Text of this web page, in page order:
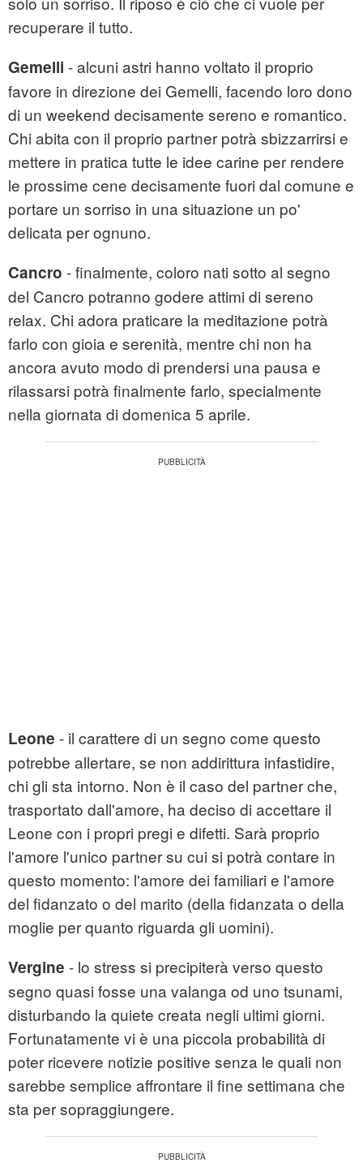
recuperare il tutto.
Gemelli - alcuni astri hanno voltato il proprio
favore in direzione dei Gemelli, facendo loro dono
di un weekend decisamente sereno e romantico.
Chi abita con il proprio partner potrà sbizzarrirsi e
mettere in pratica tutte le idee carine per rendere
le prossime cene decisamente fuori dal comune e
portare un sorriso in una situazione un po'
delicata per ognuno.
Cancro - finalmente, coloro nati sotto al segno
del Cancro potranno godere attimi di sereno
relax. Chi adora praticare la meditazione potrà
farlo con gioia e serenità, mentre chi non ha
ancora avuto modo di prendersi una pausa e
rilassarsi potrà finalmente farlo, specialmente
nella giornata di domenica 5 aprile.
Leone - il carattere di un segno come questo
potrebbe allertare, se non addirittura infastidire,
chi gli sta intorno. Non è il caso del partner che,
trasportato dall'amore, ha deciso di accettare il
Leone con i propri pregi e difetti. Sarà proprio
l'amore l'unico partner su cui si potrà contare in
questo momento: l'amore dei familiari e l'amore
del fidanzato o del marito (della fidanzata o della
moglie per quanto riguarda gli uomini).
Vergine - lo stress si precipiterà verso questo
segno quasi fosse una valanga od uno tsunami,
disturbando la quiete creata negli ultimi giorni.
Fortunatamente vi è una piccola probabilità di
poter ricevere notizie positive senza le quali non
sarebbe semplice affrontare il fine settimana che
sta per sopraggiungere.